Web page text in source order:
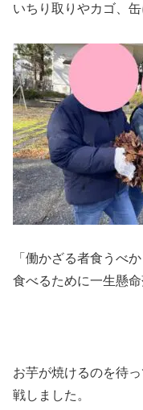
いちり取りやカゴ、
「働かざる者食うべ
食べるために一生懸
お芋が焼けるのを待
戦しました。